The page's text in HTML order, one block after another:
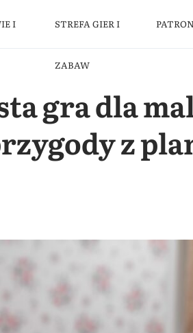
I STREFA GIER I
ZABAW
gra dla
z